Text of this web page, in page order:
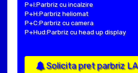
P+I:Parbriz cu incalzire
P+H:Parbriz heliomat
P+C:Parbriz cu camera
P+Hud:Parbriz cu head up display
Solicita pret parbriz